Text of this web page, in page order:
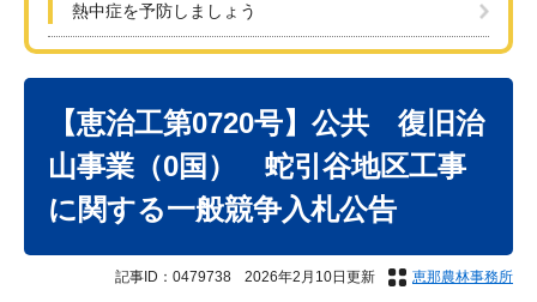
熱中症を予防しましょう
【恵治工第0720号】公共 復旧治
山事業（0国） 蛇引谷地区工事
に関する一般競争入札公告
記事ID：0479738 2026年2月10日更新 恵那農林事務所